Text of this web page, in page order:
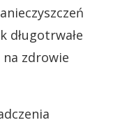
długotrwałe
na zdrowie